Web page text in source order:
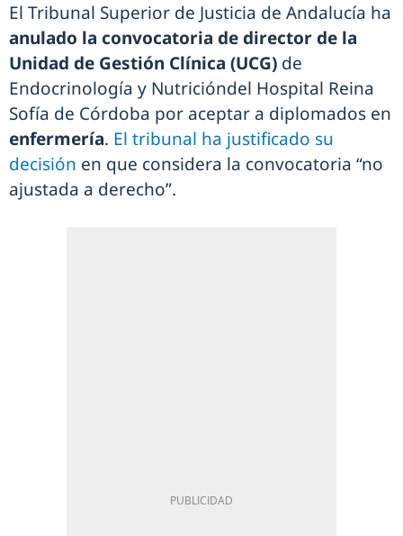
El Tribunal Superior de Justicia de Andalucía ha
anulado la convocatoria de director de la
Unidad de Gestión Clínica (UCG) de
Endocrinología y Nutricióndel Hospital Reina
Sofía de Córdoba por aceptar a diplomados en
enfermería. El tribunal ha justificado su
decisión en que considera la convocatoria “no
ajustada a derecho”.